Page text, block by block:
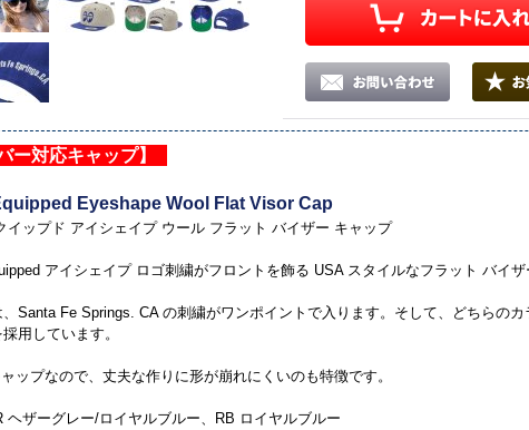
ー対応キャップ】
Eyeshape Wool Flat Visor Cap
イップド アイシェイプ ウール フラット バイザー キャップ
アイシェイプ ロゴ刺繍がフロントを飾る USA スタイルなフラット バイザ
Santa Fe Springs. CA の刺繍がワンポイントで入ります。そして、どちらの
用しています。
ップなので、丈夫な作りに形が崩れにくいのも特徴です。
ヘザーグレー/ロイヤルブルー、RB ロイヤルブルー